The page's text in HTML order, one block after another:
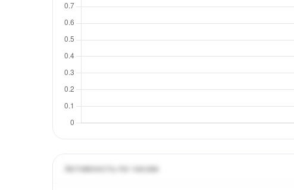
Активность по часам